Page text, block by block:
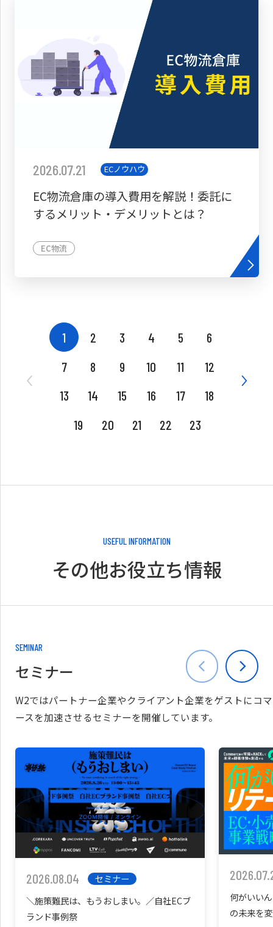
2026.07.21 ECノウハウ
EC物流倉庫の導入費用を解説！委託に
するメリット・デメリットとは？
EC物流
1 2 3 4 5
6
7
8 9 10 11
12
13
14 15 16 17
18
19
20 21 22 23
USEFUL INFORMATION
その他お役立ち情報
SEMINAR
セミナー
W2ではパートナー企業やクライアント企業をゲストにコマ
ースを加速させるセミナーを開催しています。
2026.08.04
セミナー
＼施策難民は、もうおしまい。／自社ECブ
ランド事例祭
何がいい
の未来を